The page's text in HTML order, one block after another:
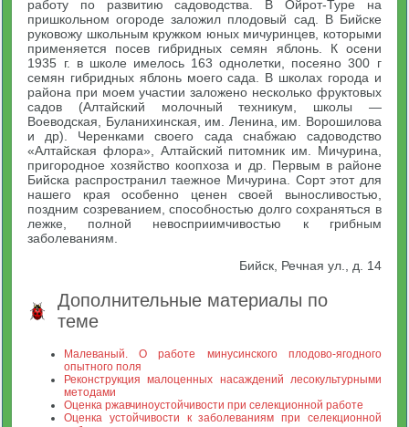
работу по развитию садоводства. В Ойрот-Туре на
пришкольном огороде заложил плодовый сад. В Бийске
руковожу школьным кружком юных мичуринцев, которыми
применяется посев гибридных семян яблонь. К осени
1935 г. в школе имелось 163 однолетки, посеяно 300 г
семян гибридных яблонь моего сада. В школах города и
района при моем участии заложено несколько фруктовых
садов (Алтайский молочный техникум, школы —
Воеводская, Буланихинская, им. Ленина, им. Ворошилова
и др). Черенками своего сада снабжаю садоводство
«Алтайская флора», Алтайский питомник им. Мичурина,
пригородное хозяйство коопхоза и др. Первым в районе
Бийска распространил таежное Мичурина. Сорт этот для
нашего края особенно ценен своей выносливостью,
поздним созреванием, способностью долго сохраняться в
лежке, полной невосприимчивостью к грибным
заболеваниям.
Бийск, Речная ул., д. 14
Дополнительные материалы по
теме
Малеваный. О работе минусинского плодово-ягодного
опытного поля
Реконструкция малоценных насаждений лесокультурными
методами
Оценка ржавчиноустойчивости при селекционной работе
Оценка устойчивости к заболеваниям при селекционной